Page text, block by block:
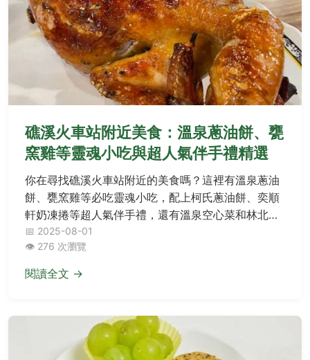
礁溪火車站附近美食：溫泉蔥油餅、甕
窯雞等靈魂小吃與超人氣伴手禮精選
你在尋找礁溪火車站附近的美食嗎？這裡有溫泉蔥油
餅、甕窯雞等必吃靈魂小吃，配上柯氏蔥油餅、奕順
軒奶凍捲等超人氣伴手禮，還有溫泉空心菜和林北烤
香腸等在地奇蹟，快來探索這些熱門美味吧！
📅 2025-08-01
👁️ 276 次瀏覽
閱讀全文 →